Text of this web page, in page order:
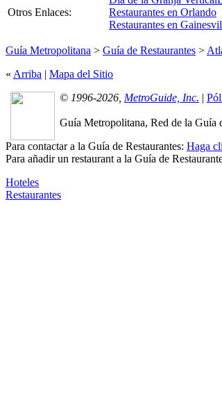
Otros Enlaces:
Restaurantes en Orlando
Restaurantes en
Guía Metropolitana > Guía de Restaurantes >
« Arriba | Mapa del Sitio
© 1996-2026, MetroGuide, Inc. |
Guía Metropolitana, Red de la Guía
Para contactar a la Guía de Restaurantes: Haga
Para añadir un restaurant a la Guía de
Hoteles
Restaurantes